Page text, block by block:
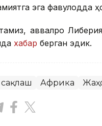
эга
аввалроқ
хабар берган эдик.
Африка